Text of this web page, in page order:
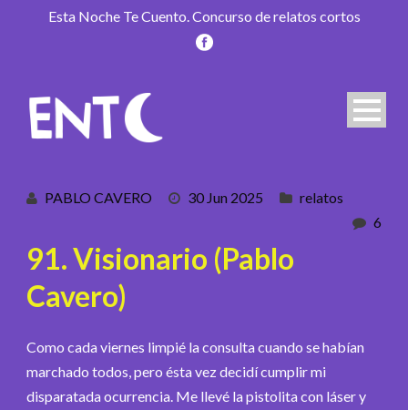
Esta Noche Te Cuento. Concurso de relatos cortos
PABLO CAVERO 30 Jun 2025
relatos
6
91. Visionario (Pablo
Cavero)
Como cada viernes limpié la consulta cuando se habían
marchado todos, pero ésta vez decidí cumplir mi
disparatada ocurrencia. Me llevé la pistolita con láser y